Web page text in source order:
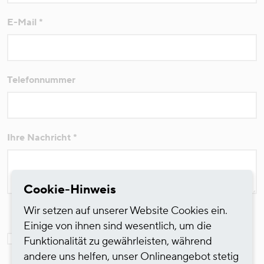
E-Mail *
Telefonnummer
Ihre Nachricht *
Ja ich akzeptiere die Hinweise zumDatenschutz
Cookie-Hinweis
Wir setzen auf unserer Website Cookies ein.
Einige von ihnen sind wesentlich, um die
Funktionalität zu gewährleisten, während
andere uns helfen, unser Onlineangebot stetig